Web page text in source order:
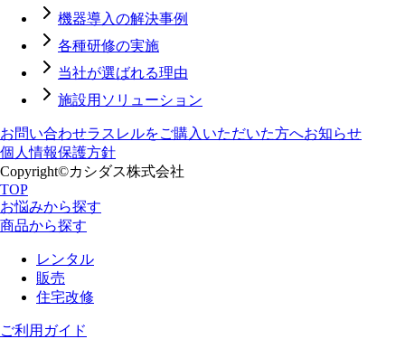
機器導入の解決事例
各種研修の実施
当社が選ばれる理由
施設用ソリューション
お問い合わせラスレルをご購入いただいた方へお知らせ
個人情報保護方針
Copyright©カシダス株式会社
TOP
お悩みから探す
商品から探す
レンタル
販売
住宅改修
ご利用ガイド